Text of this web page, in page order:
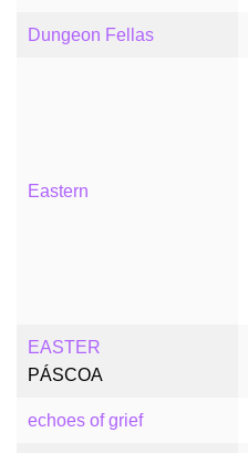
Dungeon Fellas
Eastern
EASTER
PÁSCOA
echoes of grief